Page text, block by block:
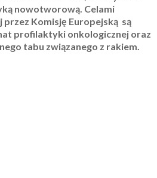
nowotworową. Celami
Komisję Europejską są
profilaktyki onkologicznej oraz
tabu związanego z rakiem.